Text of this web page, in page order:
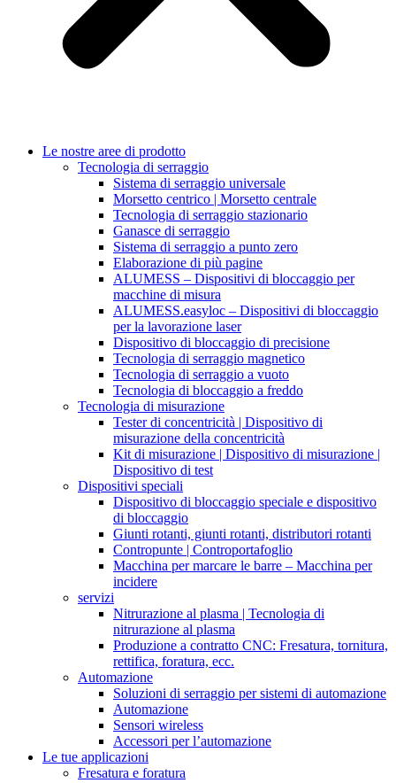
Le nostre aree di prodotto
Tecnologia di serraggio
Sistema di serraggio universale
Morsetto centrico | Morsetto centrale
Tecnologia di serraggio stazionario
Ganasce di serraggio
Sistema di serraggio a punto zero
Elaborazione di più pagine
ALUMESS – Dispositivi di bloccaggio per
macchine di misura
ALUMESS.easyloc – Dispositivi di bloccaggio
per la lavorazione laser
Dispositivo di bloccaggio di precisione
Tecnologia di serraggio magnetico
Tecnologia di serraggio a vuoto
Tecnologia di bloccaggio a freddo
Tecnologia di misurazione
Tester di concentricità | Dispositivo di
misurazione della concentricità
Kit di misurazione | Dispositivo di misurazione |
Dispositivo di test
Dispositivi speciali
Dispositivo di bloccaggio speciale e dispositivo
di bloccaggio
Giunti rotanti, giunti rotanti, distributori rotanti
Contropunte | Controportafoglio
Macchina per marcare le barre – Macchina per
incidere
servizi
Nitrurazione al plasma | Tecnologia di
nitrurazione al plasma
Produzione a contratto CNC: Fresatura, tornitura,
rettifica, foratura, ecc.
Automazione
Soluzioni di serraggio per sistemi di automazione
Automazione
Sensori wireless
Accessori per l’automazione
Le tue applicazioni
Fresatura e foratura